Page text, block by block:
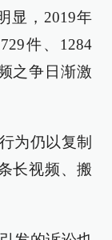
显，2019年
件、1284
之争日渐激
为仍以复制
长视频、搬